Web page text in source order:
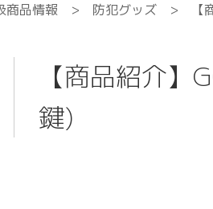
商品情報 > 防犯グッズ > 【商
【商品紹介
鍵)